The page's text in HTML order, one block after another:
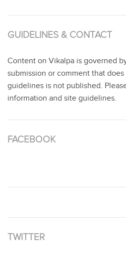
GUIDELINES & CONTACT
Content on Vikalpa is governed
submission or comment that
guidelines is not published.
information and site guidelines.
FACEBOOK
TWITTER